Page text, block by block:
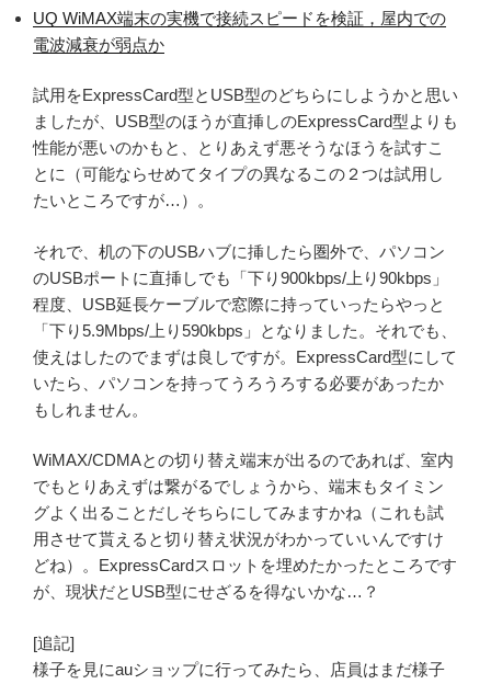
UQ WiMAX端末の実機で接続スピードを検証，屋内での
電波減衰が弱点か
試用をExpressCard型とUSB型のどちらにしようかと思い
ましたが、USB型のほうが直挿しのExpressCard型よりも
性能が悪いのかもと、とりあえず悪そうなほうを試すこ
とに（可能ならせめてタイプの異なるこの２つは試用し
たいところですが…）。
それで、机の下のUSBハブに挿したら圏外で、パソコン
のUSBポートに直挿しでも「下り900kbps/上り90kbps」
程度、USB延長ケーブルで窓際に持っていったらやっと
「下り5.9Mbps/上り590kbps」となりました。それでも、
使えはしたのでまずは良しですが。ExpressCard型にして
いたら、パソコンを持ってうろうろする必要があったか
もしれません。
WiMAX/CDMAとの切り替え端末が出るのであれば、室内
でもとりあえずは繋がるでしょうから、端末もタイミン
グよく出ることだしそちらにしてみますかね（これも試
用させて貰えると切り替え状況がわかっていいんですけ
どね）。ExpressCardスロットを埋めたかったところです
が、現状だとUSB型にせざるを得ないかな…？
[追記]
様子を見にauショップに行ってみたら、店員はまだ様子